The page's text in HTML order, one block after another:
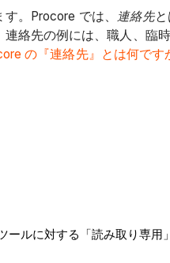
。Procore では、 連絡先
絡先の例には、職人、臨
の『連絡先』とは何で
ルに対する「読み取り専用